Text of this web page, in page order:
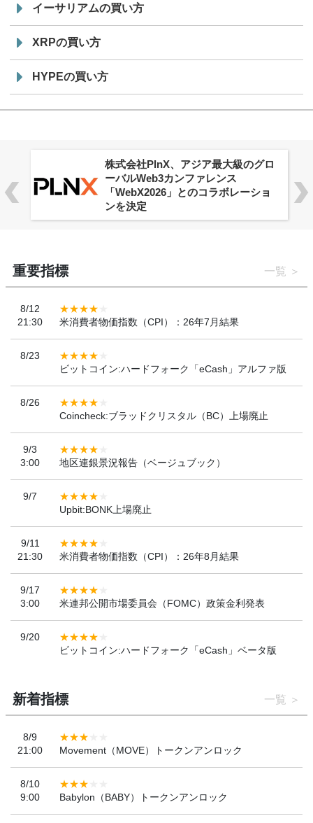
イーサリアムの買い方
XRPの買い方
HYPEの買い方
株式会社PlnX、アジア最大級のグロ
ーバルWeb3カンファレンス
「WebX2026」とのコラボレーショ
ンを決定
重要指標 一覧
8/12
21:30
米消費者物価指数（CPI）：26年7月結果
8/23
ビットコイン:ハードフォーク「eCash」アルファ版
8/26
Coincheck:ブラッドクリスタル（BC）上場廃止
9/3
3:00
地区連銀景況報告（ベージュブック）
9/7
Upbit:BONK上場廃止
9/11
21:30
米消費者物価指数（CPI）：26年8月結果
9/17
3:00
米連邦公開市場委員会（FOMC）政策金利発表
9/20
ビットコイン:ハードフォーク「eCash」ベータ版
新着指標 一覧
8/9
21:00
Movement（MOVE）トークンアンロック
8/10
9:00
Babylon（BABY）トークンアンロック